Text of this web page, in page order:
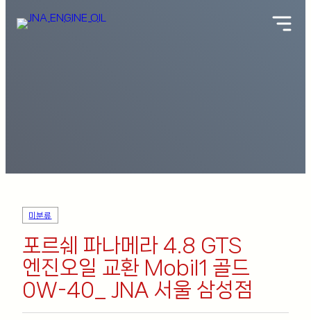
미분류
포르쉐 파나메라 4.8 GTS
엔진오일 교환 Mobil1 골드
0W-40_ JNA 서울 삼성점